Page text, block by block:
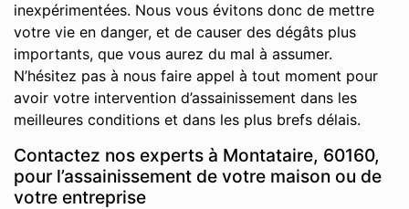
inexpérimentées. Nous vous évitons donc de mettre
votre vie en danger, et de causer des dégâts plus
importants, que vous aurez du mal à assumer.
N’hésitez pas à nous faire appel à tout moment pour
avoir votre intervention d’assainissement dans les
meilleures conditions et dans les plus brefs délais.
Contactez nos experts à Montataire, 60160,
pour l’assainissement de votre maison ou de
votre entreprise